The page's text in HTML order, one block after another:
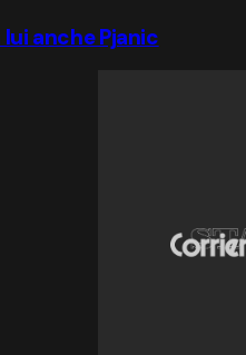
anche Pjanic